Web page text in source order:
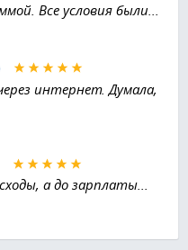
Все условия были...
интернет. Думала,
а до зарплаты...